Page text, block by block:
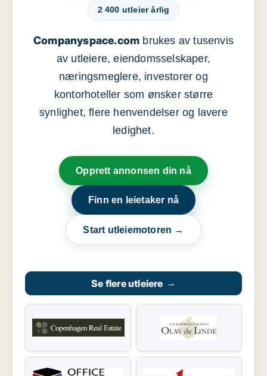
2 400 utleier årlig
Companyspace.com brukes av tusenvis
av utleiere, eiendomsselskaper,
næringsmeglere, investorer og
kontorhoteller som ønsker større
synlighet, flere henvendelser og lavere
ledighet.
Opprett annonsen din nå
Finn en leietaker nå
Start utleiemotoren →
Se flere utleiere →